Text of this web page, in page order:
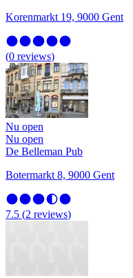
Korenmarkt 19, 9000 Gent
(0 reviews)
Nu open
Nu open
De Belleman Pub
Botermarkt 8, 9000 Gent
7.5 (2 reviews)